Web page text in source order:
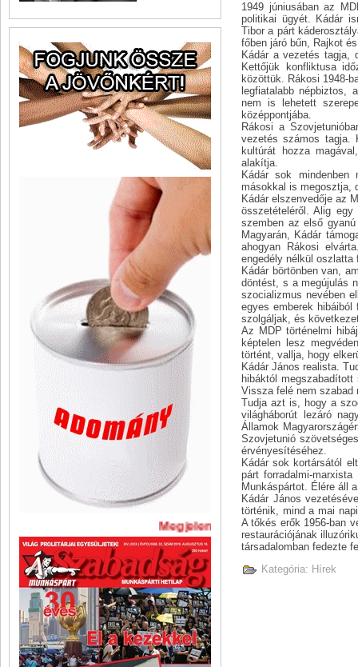
Megjelent A Szabadság legújabb
1949 júniusában az
politikai ügyét. Kádár
Tibor a párt
főben járó bűn, Rajkot
Kádár a vezetés tagja,
Kettőjük konfliktusa
közöttük. Rákosi 1948-
legfiatalabb népbiztos,
nem is lehetett
középpontjába.
Rákosi a
vezetés számos tagja.
kultúrát hozza
alakítja.
Kádár sok
másokkal is megosztja,
Kádár elszenvedője az
összetételéről. Alig
szemben az első
Magyarán, Kádár
ahogyan Rákosi
engedély nélkül
Kádár börtönben van,
döntést, s a megújulás
szocializmus nevében
egyes emberek
szolgáljak, és
Az MDP történelmi
képtelen lesz
történt, vallja, hogy
Kádár János realista.
hibáktól
Vissza felé nem szabad
Tudja azt is, hogy a
világháborút lezáró
Államok
Szovjetunió
érvényesítéséhez.
Kádár sok kortársától
párt forradalmi-
Munkáspártot. Élére áll
Kádár János
történik, mind a mai
A tőkés erők 1956-ban
restaurációjának
társadalomban fedezte
Kategória: Hírek